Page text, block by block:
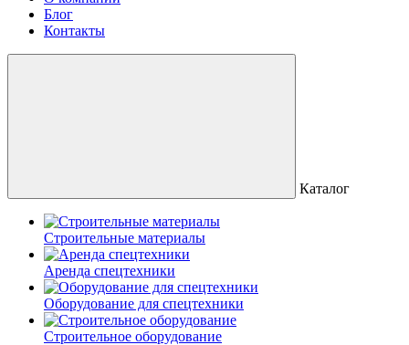
Блог
Контакты
Каталог
Строительные материалы
Аренда спецтехники
Оборудование для спецтехники
Строительное оборудование